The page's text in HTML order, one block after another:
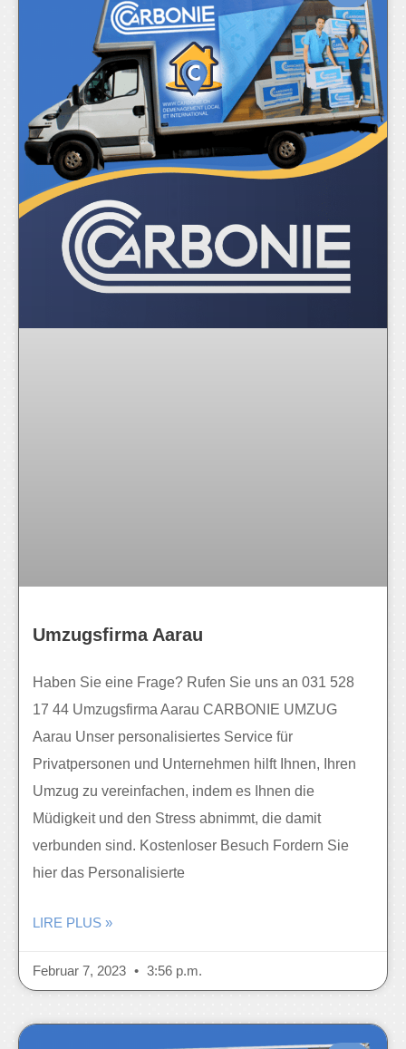
Umzugsfirma Aarau
Haben Sie eine Frage? Rufen Sie uns an 031 528
17 44 Umzugsfirma Aarau CARBONIE UMZUG
Aarau Unser personalisiertes Service für
Privatpersonen und Unternehmen hilft Ihnen, Ihren
Umzug zu vereinfachen, indem es Ihnen die
Müdigkeit und den Stress abnimmt, die damit
verbunden sind. Kostenloser Besuch Fordern Sie
hier das Personalisierte
LIRE PLUS »
Februar 7, 2023 3:56 p.m.